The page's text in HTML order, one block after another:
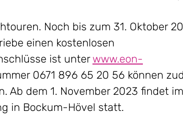
Noch bis zum 31. Oktober
einen kostenlosen
ist unterwww.eon-
0671 896 65 20 56 können
Ab dem 1. November 2023 findet im
in Bockum-Hövel statt.